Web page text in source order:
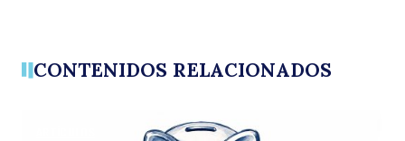
CONTENIDOS RELACIONADOS